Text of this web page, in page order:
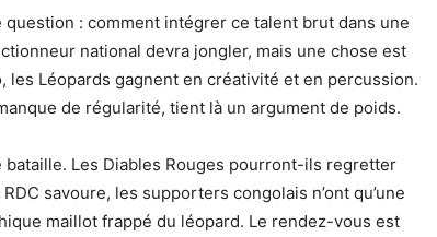
: comment intégrer ce talent brut dans une
national devra jongler, mais une chose est
les Léopards gagnent en créativité et en percussion.
de régularité, tient là un argument de poids.
Les Diables Rouges pourront-ils regretter
savoure, les supporters congolais n’ont qu’une
maillot frappé du léopard. Le rendez-vous est